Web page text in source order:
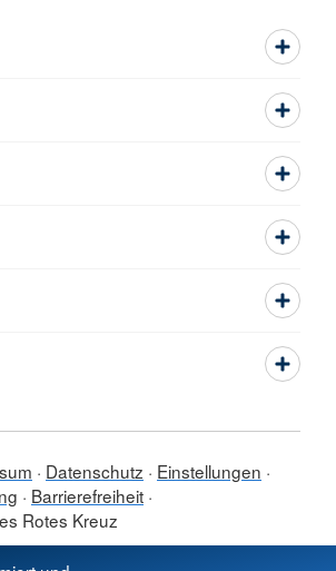
Datenschutz
Einstellungen
Barrierefreiheit
Rotes Kreuz
zu